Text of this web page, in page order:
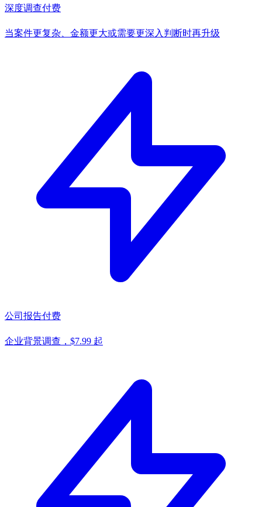
深度调查付费
当案件更复杂、金额更大或需要更深入判断时再升级
公司报告付费
企业背景调查，$7.99 起